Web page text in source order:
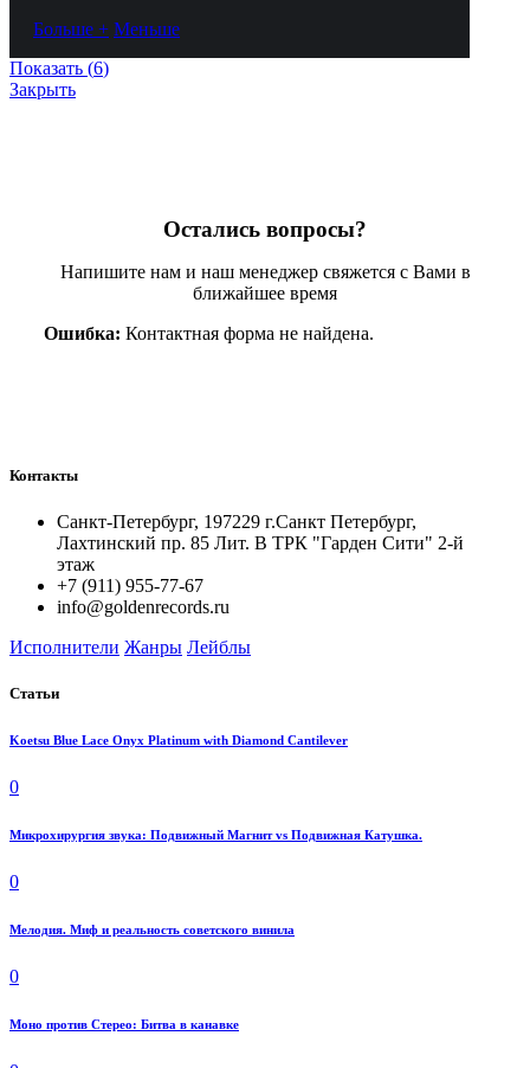
Больше + Меньше
Показать (6)
Закрыть
Остались вопросы?
Напишите нам и наш менеджер свяжется с Вами в
ближайшее время
Ошибка: Контактная форма не найдена.
Контакты
Санкт-Петербург, 197229 г.Санкт Петербург,
Лахтинский пр. 85 Лит. B ТРК "Гарден Сити" 2-й
этаж
+7 (911) 955-77-67
info@goldenrecords.ru
Исполнители Жанры Лейблы
Статьи
Koetsu Blue Lace Onyx Platinum with Diamond Cantilever
0
Микрохирургия звука: Подвижный Магнит vs Подвижная Катушка.
0
Мелодия. Миф и реальность советского винила
0
Моно против Стерео: Битва в канавке